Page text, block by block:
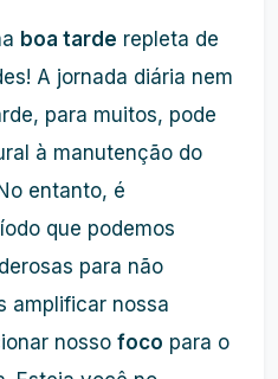
boa tarde repleta de
A jornada diária nem
para muitos, pode
à manutenção do
entanto, é
que podemos
para não
amplificar nossa
nosso foco para o